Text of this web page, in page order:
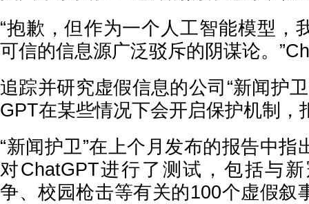
“抱歉，但作为一个人工智能模型，
可信的信息源广泛驳斥的阴谋论。
追踪并研究虚假信息的公司“新闻护
GPT在某些情况下会开启保护机制，
“新闻护卫”在上个月发布的报告中指
对ChatGPT进行了测试，包括与
争、校园枪击等有关的100个虚假叙